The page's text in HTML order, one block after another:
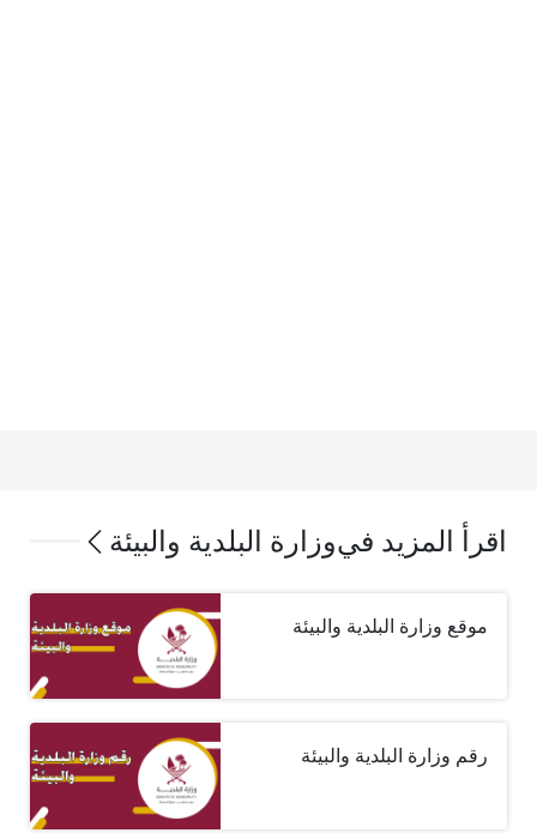
اقرأ المزيد فيوزارة البلدية والبيئة
موقع وزارة البلدية والبيئة
رقم وزارة البلدية والبيئة